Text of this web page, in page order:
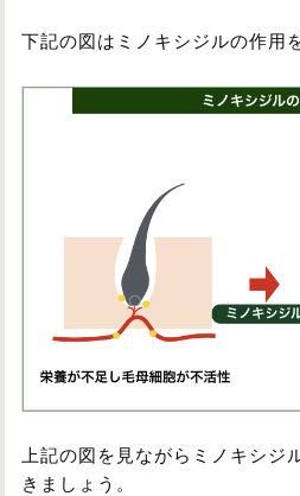
下記の図はミノキシジルの作用
上記の図を見ながらミノキシジ
きましょう。